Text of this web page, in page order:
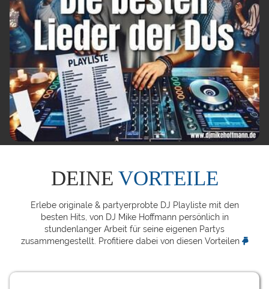
DEINE VORTEILE
Erlebe originale & partyerprobte DJ Playliste mit den
besten Hits, von DJ Mike Hoffmann persönlich in
stundenlanger Arbeit für seine eigenen Partys
zusammengestellt. Profitiere dabei von diesen Vorteilen